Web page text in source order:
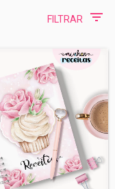
FILTRAR